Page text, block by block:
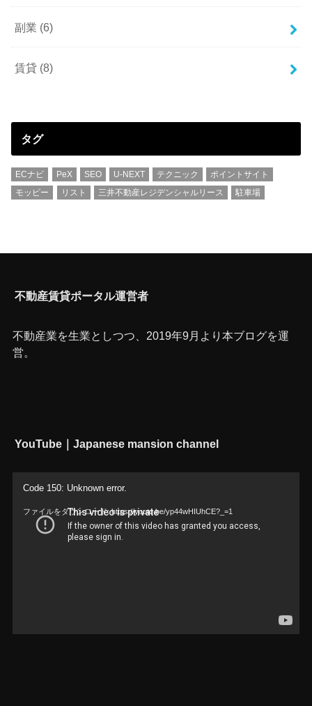
副業 (6)
賃貸 (8)
タグ
ECナビ PeX SEO U-NEXT テクニック
ポイントサイト
モッピー
リスト 三井不動産レジデンシャルリース 駐車場
不動産賃貸ポータル運営者
不動産業を生業としつつ、2019年9月より本ブログを運
営。
YouTube｜Japanese mansion channel
Code 150: Unknown error.
ファイルをダウンロード: https://youtu.be/yp44wHIUhCE?_=1